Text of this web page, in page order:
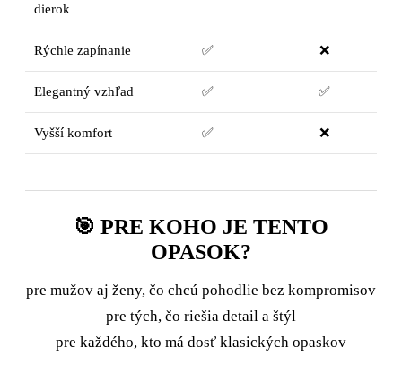
dierok
Rýchle zapínanie ✅ ❌
Elegantný vzhľad ✅ ✅
Vyšší komfort ✅ ❌
🎯 PRE KOHO JE TENTO
OPASOK?
pre mužov aj ženy, čo chcú pohodlie bez kompromisov
pre tých, čo riešia detail a štýl
pre každého, kto má dosť klasických opaskov